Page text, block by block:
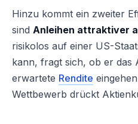
Hinzu kommt ein zweiter
sind Anleihen attraktiver
risikolos auf einer US-
kann, fragt sich, ob er das
erwartete Rendite
Wettbewerb drückt